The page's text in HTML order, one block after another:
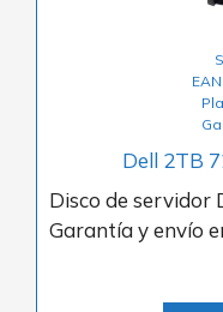
Dell 2TB
Disco de servidor
Garantía y envío